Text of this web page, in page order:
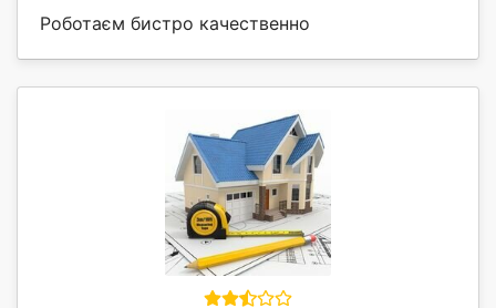
Роботаєм бистро качественно